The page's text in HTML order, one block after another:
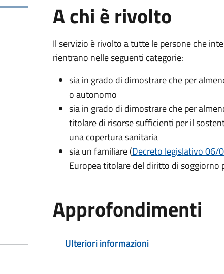
A chi è rivolto
Il servizio è rivolto a tutte le persone che
rientrano nelle seguenti categorie:
sia in grado di dimostrare che per
o autonomo
sia in grado di dimostrare che per
titolare di risorse sufficienti per il
una copertura sanitaria
sia un familiare (Decreto legislativo 06/
Europea titolare del diritto di soggiorno
Approfondimenti
Ulteriori informazioni